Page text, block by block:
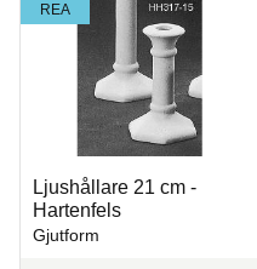
Ljushållare 21 cm -
Hartenfels
Gjutform
REA